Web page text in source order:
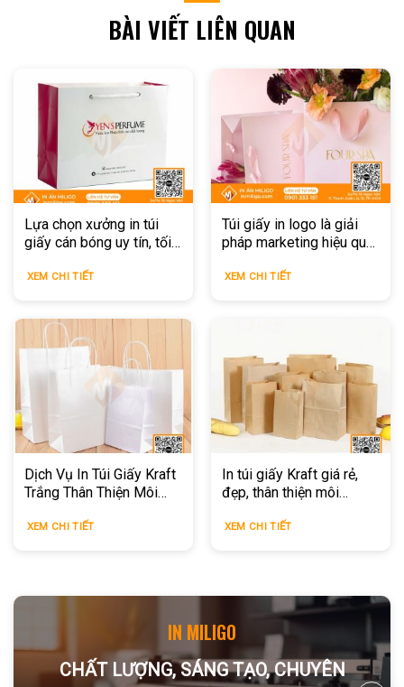
BÀI VIẾT LIÊN QUAN
Lựa chọn xưởng in túi
giấy cán bóng uy tín, tối
XEM CHI TIẾT
Túi giấy in logo là giải
pháp marketing hiệu quả
XEM CHI TIẾT
Dịch Vụ In Túi Giấy Kraft
Trắng Thân Thiện Môi
XEM CHI TIẾT
In túi giấy Kraft giá rẻ,
đẹp, thân thiện môi
XEM CHI TIẾT
IN MILIGO
CHẤT LƯỢNG, SÁNG TẠO, CHUYÊN